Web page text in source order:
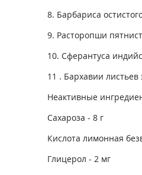
8. Барбариса
9. Расторопши
10. Сферантуса
11 . Бархавии листьев
Неактивные
Сахароза - 8 г
Кислота лимонная
Глицерол - 2 мг